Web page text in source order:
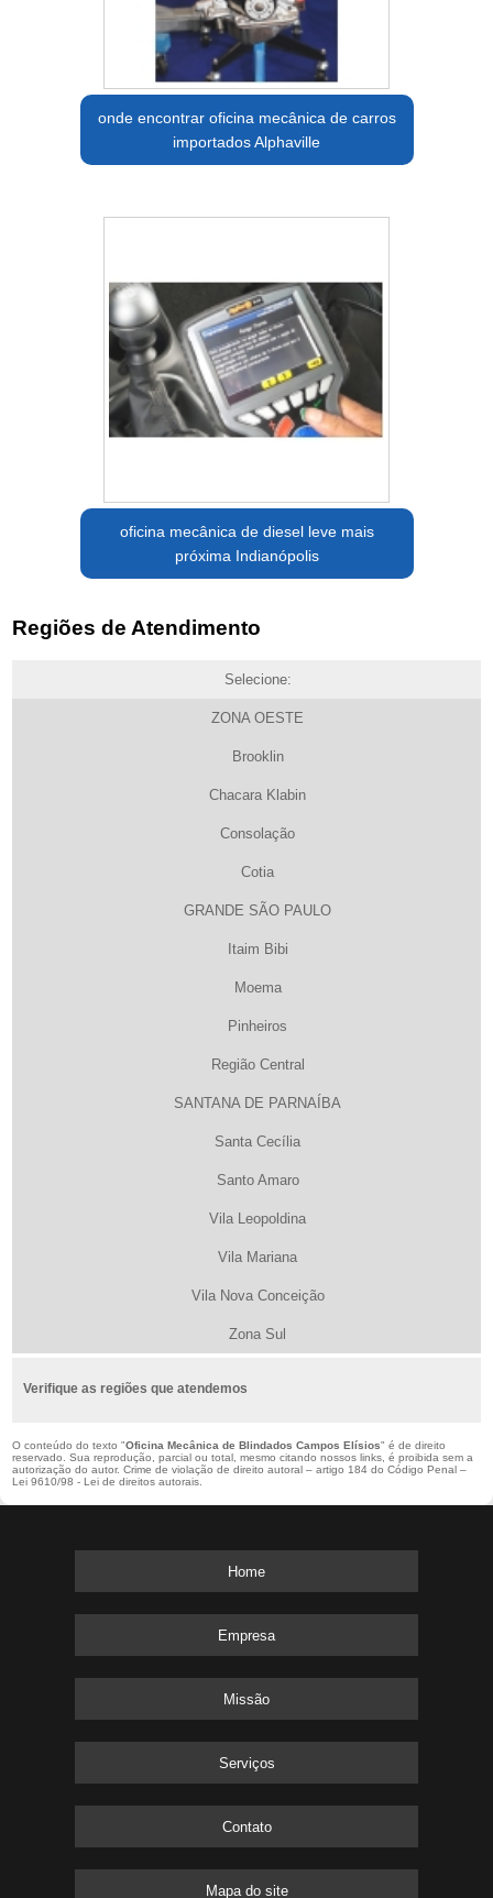
onde encontrar oficina mecânica de carros
importados Alphaville
oficina mecânica de diesel leve mais
próxima Indianópolis
Regiões de Atendimento
Selecione:
ZONA OESTE
Brooklin
Chacara Klabin
Consolação
Cotia
GRANDE SÃO PAULO
Itaim Bibi
Moema
Pinheiros
Região Central
SANTANA DE PARNAÍBA
Santa Cecília
Santo Amaro
Vila Leopoldina
Vila Mariana
Vila Nova Conceição
Zona Sul
Verifique as regiões que atendemos
O conteúdo do texto "Oficina Mecânica de Blindados Campos Elísios" é de direito
reservado. Sua reprodução, parcial ou total, mesmo citando nossos links, é proibida sem a
autorização do autor. Crime de violação de direito autoral – artigo 184 do Código Penal –
Lei 9610/98 - Lei de direitos autorais
Home
Empresa
Missão
Serviços
Contato
Mapa do site